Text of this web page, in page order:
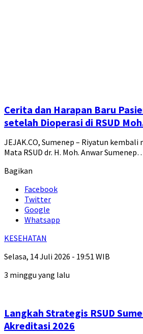
Cerita dan Harapan Baru
setelah Dioperasi di RSUD
JEJAK.CO, Sumenep – Riyatun
Mata RSUD dr. H. Moh. Anwar
Bagikan
Facebook
Twitter
Google
Whatsapp
KESEHATAN
Selasa, 14 Juli 2026 - 19:51 WIB
3 minggu yang lalu
Langkah Strategis RSUD
Akreditasi 2026